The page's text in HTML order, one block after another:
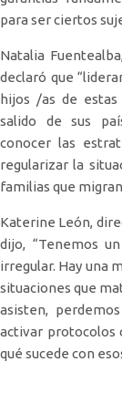
para ser ciertos
Natalia
declaró que
hijos /as de
salido de sus
conocer las
regularizar la
familias que
Katerine León,
dijo, “Tenemos
irregular. Hay una
situaciones que
asisten,
activar protocolos
qué sucede con